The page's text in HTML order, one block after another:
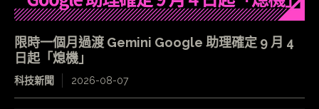
限時一個月過渡 Gemini Google 助理確定 9 月 4
日起「熄機」
科技新聞 2026-08-07